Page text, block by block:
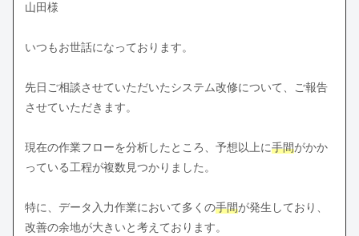
山田様
いつもお世話になっております。
先日ご相談させていただいたシステム改修について、ご報告
させていただきます。
現在の作業フローを分析したところ、予想以上に手間がかか
っている工程が複数見つかりました。
特に、データ入力作業において多くの手間が発生しており、
改善の余地が大きいと考えております。